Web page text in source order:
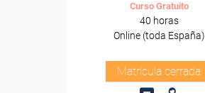
Curso Gratuito
40 horas
Online (toda España)
Matrícula cerrada